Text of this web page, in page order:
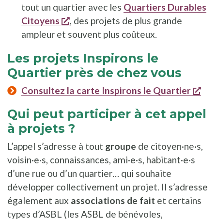
tout un quartier avec les Quartiers Durables
Citoyens
s'ouvre dans une nouvelle fenêtre
, des projets de plus grande
ampleur et souvent plus coûteux.
Les projets Inspirons le
Quartier près de chez vous
Consultez la carte Inspirons le Quartier
Qui peut participer à cet appel
à projets ?
L’appel s’adresse à tout groupe de citoyen·ne·s,
voisin·e·s, connaissances, ami·e·s, habitant·e·s
d’une rue ou d’un quartier… qui souhaite
développer collectivement un projet. Il s’adresse
également aux associations de fait et certains
types d’ASBL (les ASBL de bénévoles,